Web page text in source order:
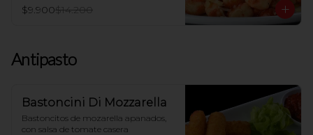
$9.900$14.200
Antipasto
Bastoncini Di Mozzarella
Bastoncitos de mozarella apanados,
con salsa de tomate casera